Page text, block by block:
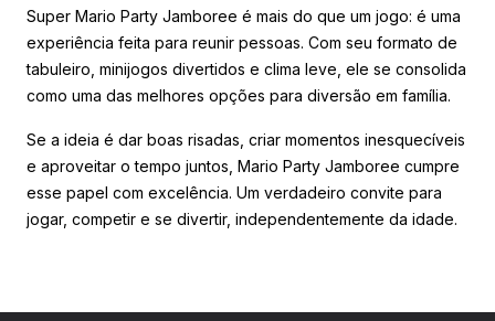
Super Mario Party Jamboree é mais do que um jogo: é uma
experiência feita para reunir pessoas. Com seu formato de
tabuleiro, minijogos divertidos e clima leve, ele se consolida
como uma das melhores opções para diversão em família.
Se a ideia é dar boas risadas, criar momentos inesquecíveis
e aproveitar o tempo juntos, Mario Party Jamboree cumpre
esse papel com excelência. Um verdadeiro convite para
jogar, competir e se divertir, independentemente da idade.